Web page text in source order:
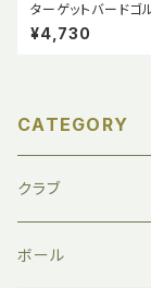
ターゲットバードゴ
りショットマット（ス
ストレートマット）
¥4,730
CATEGORY
クラブ
ボール